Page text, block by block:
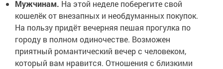
Мужчинам. На этой неделе поберегите свой
кошелёк от внезапных и необдуманных покупок.
На пользу придёт вечерняя пешая прогулка по
городу в полном одиночестве. Возможен
приятный романтический вечер с человеком,
который вам нравится. Отношения с близкими